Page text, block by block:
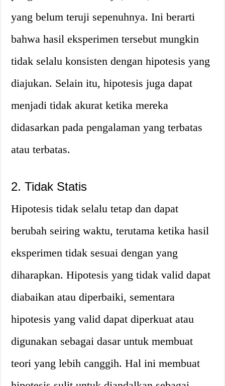
yang belum teruji sepenuhnya. Ini berarti
bahwa hasil eksperimen tersebut mungkin
tidak selalu konsisten dengan hipotesis yang
diajukan. Selain itu, hipotesis juga dapat
menjadi tidak akurat ketika mereka
didasarkan pada pengalaman yang terbatas
atau terbatas.
2. Tidak Statis
Hipotesis tidak selalu tetap dan dapat
berubah seiring waktu, terutama ketika hasil
eksperimen tidak sesuai dengan yang
diharapkan. Hipotesis yang tidak valid dapat
diabaikan atau diperbaiki, sementara
hipotesis yang valid dapat diperkuat atau
digunakan sebagai dasar untuk membuat
teori yang lebih canggih. Hal ini membuat